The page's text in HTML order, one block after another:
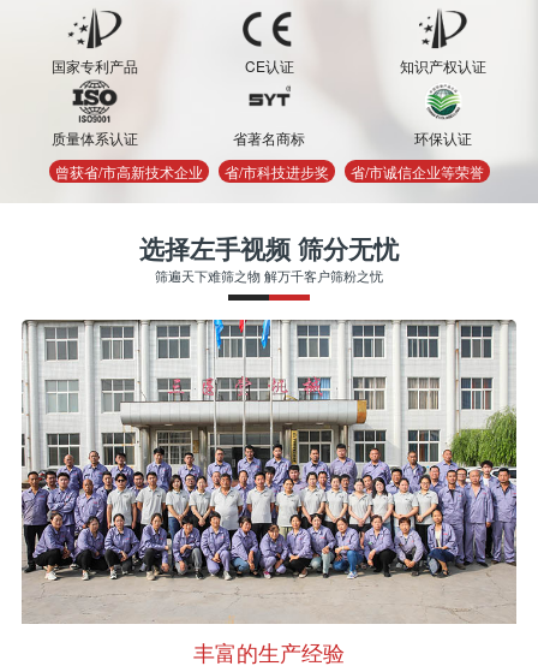
国家专利产品 CE认证 知识产权认证
质量体系认证 省著名商标
环保认证
曾获省/市高新技术企业
省/市科技进步奖 省/市诚信企业等荣誉
选择左手视频 筛分无忧
筛遍天下难筛之物 解万千客户筛粉之忧
丰富的生产经验